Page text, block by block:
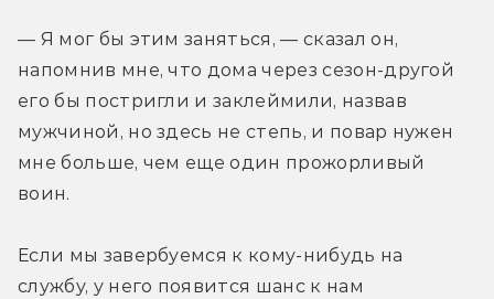
— Я мог бы этим заняться, — сказал он,
напомнив мне, что дома через сезон-другой
его бы постригли и заклеймили, назвав
мужчиной, но здесь не степь, и повар нужен
мне больше, чем еще один прожорливый
воин.
Если мы завербуемся к кому-нибудь на
службу, у него появится шанс к нам